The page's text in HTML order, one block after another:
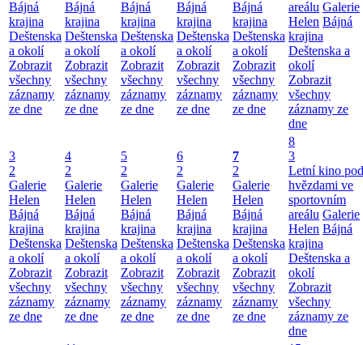
Bájná
krajina
Deštenska
a okolí
Zobrazit
všechny
záznamy
ze dne
Bájná
krajina
Deštenska
a okolí
Zobrazit
všechny
záznamy
ze dne
Bájná
krajina
Deštenska
a okolí
Zobrazit
všechny
záznamy
ze dne
Bájná
krajina
Deštenska
a okolí
Zobrazit
všechny
záznamy
ze dne
Bájná
krajina
Deštenska
a okolí
Zobrazit
všechny
záznamy
ze dne
areálu Galerie
Helen Bájná
krajina
Deštenska a
okolí
Zobrazit
všechny
záznamy ze
dne
3
2
Galerie
Helen
Bájná
krajina
Deštenska
a okolí
Zobrazit
všechny
záznamy
ze dne
4
2
Galerie
Helen
Bájná
krajina
Deštenska
a okolí
Zobrazit
všechny
záznamy
ze dne
5
2
Galerie
Helen
Bájná
krajina
Deštenska
a okolí
Zobrazit
všechny
záznamy
ze dne
6
2
Galerie
Helen
Bájná
krajina
Deštenska
a okolí
Zobrazit
všechny
záznamy
ze dne
7
2
Galerie
Helen
Bájná
krajina
Deštenska
a okolí
Zobrazit
všechny
záznamy
ze dne
8
3
Letní kino pod
hvězdami ve
sportovním
areálu Galerie
Helen Bájná
krajina
Deštenska a
okolí
Zobrazit
všechny
záznamy ze
dne